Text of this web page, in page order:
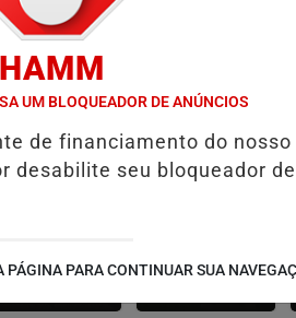
CONCURSOS
DE MORAES E ABATE TEMPO DE
DOURADA JUSSARA
HAMM
UM BLOQUEADOR DE ANÚNCIOS
de financiamento do nosso
desabilite seu bloqueador
PARA CONTINUAR SUA